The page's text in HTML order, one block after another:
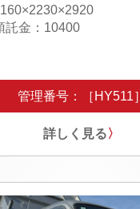
託金：10400
管理番号：［HY511］
詳しく見る〉